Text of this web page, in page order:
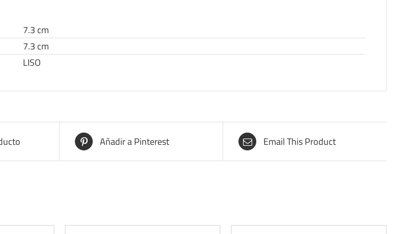
7.3 cm
7.3 cm
LISO
Añadir a Pinterest Email This Product